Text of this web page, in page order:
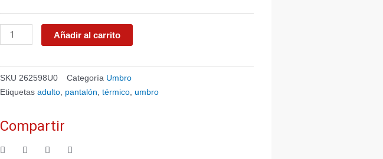
Añadir al carrito
SKU 262598U0 Categoría Umbro
Etiquetas adulto pantalón ,térmico ,umbro
Compartir